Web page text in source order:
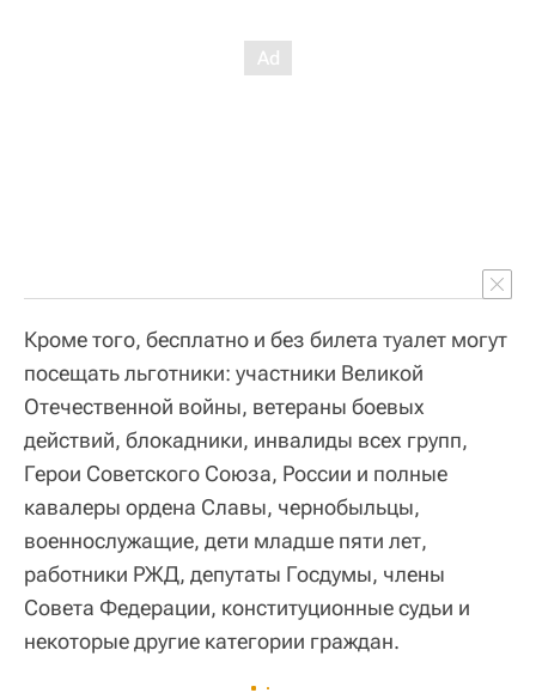
Кроме того, бесплатно и без билета туалет могут
посещать льготники: участники Великой
Отечественной войны, ветераны боевых
действий, блокадники, инвалиды всех групп,
Герои Советского Союза, России и полные
кавалеры ордена Славы, чернобыльцы,
военнослужащие, дети младше пяти лет,
работники РЖД, депутаты Госдумы, члены
Совета Федерации, конституционные судьи и
некоторые другие категории граждан.